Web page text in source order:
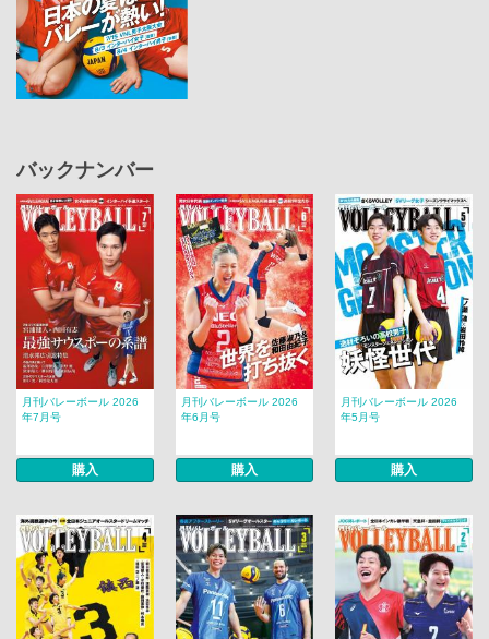
バックナンバー
月刊バレーボール 2026
年7月号
購入
月刊バレーボール 2026
年6月号
購入
月刊バレーボール 2026
年5月号
購入